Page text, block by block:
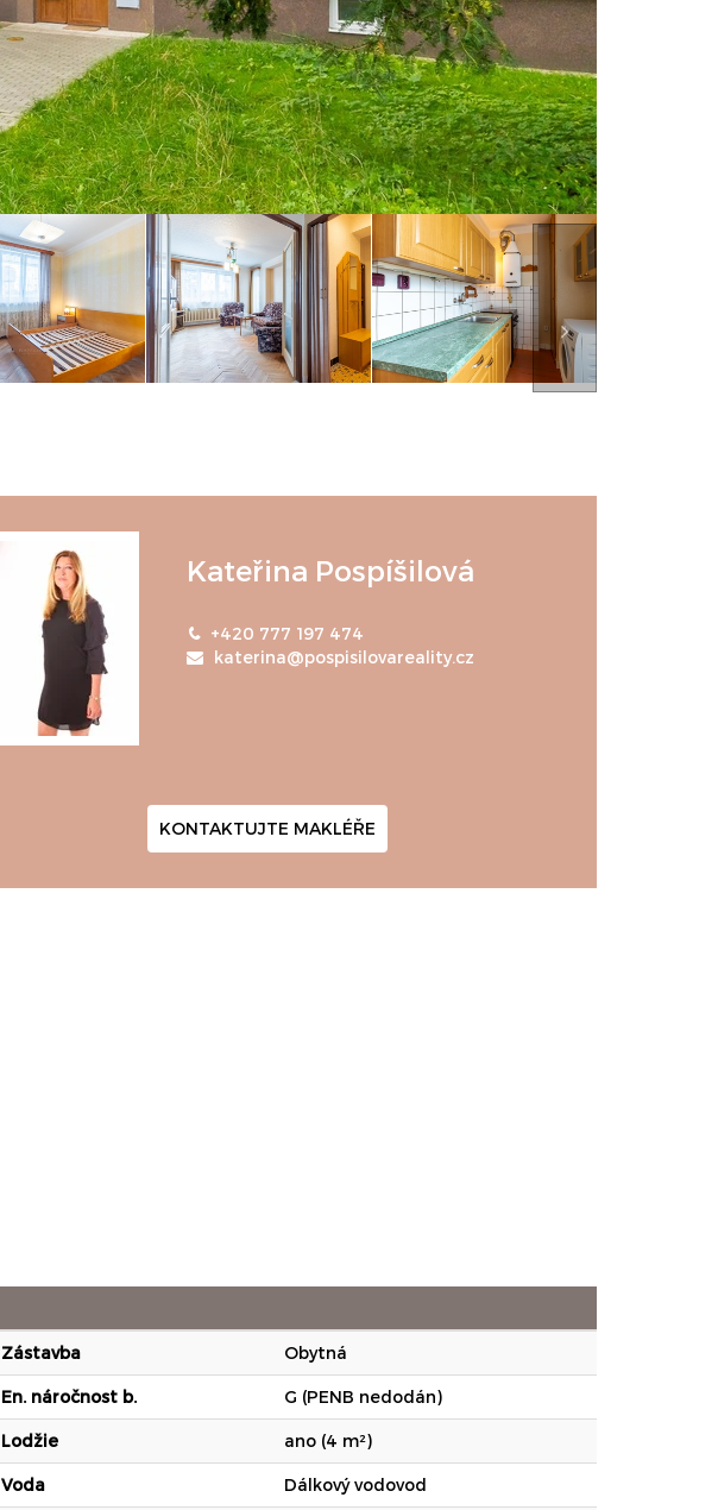
Kateřina Pospíšilová
+420 777 197 474
katerina@pospisilovareality.cz
KONTAKTUJTE MAKLÉŘE
Zástavba Obytná
En. náročnost b. G (PENB nedodán)
Lodžie ano (4 m²)
Voda Dálkový vodovod